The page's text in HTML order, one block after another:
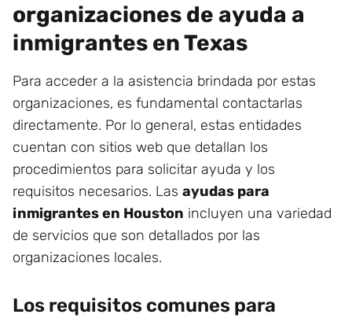
organizaciones de ayuda a
inmigrantes en Texas
Para acceder a la asistencia brindada por estas
organizaciones, es fundamental contactarlas
directamente. Por lo general, estas entidades
cuentan con sitios web que detallan los
procedimientos para solicitar ayuda y los
requisitos necesarios. Las ayudas para
inmigrantes en Houston incluyen una variedad
de servicios que son detallados por las
organizaciones locales.
Los requisitos comunes para